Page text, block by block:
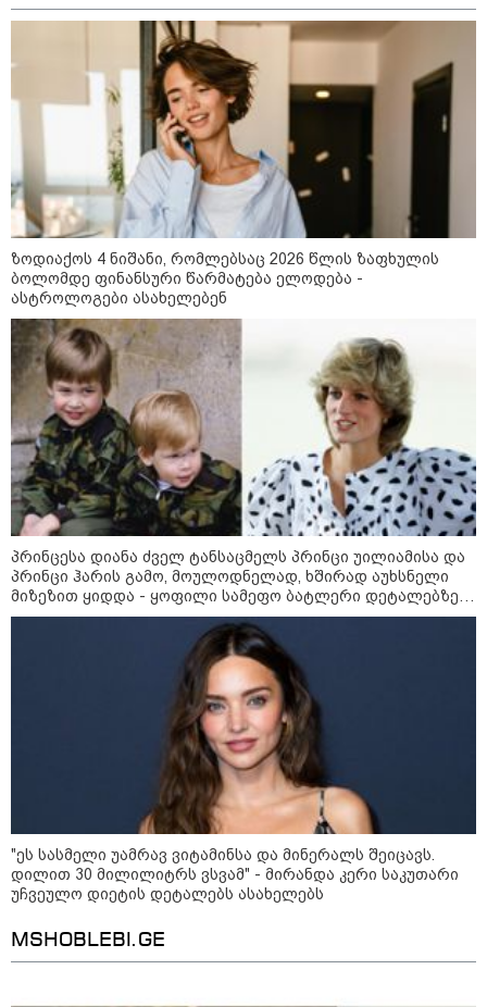
17:13 / 08-08-2026
"დასავლეთმა საქართველო
ჩვენ წინააღმდეგ
გეოპოლიტიკური ბრძოლის
უგუნურ იარაღად გამოიყენა" -
დიმიტრი მედვედევი
23:40 / 07-08-2026
იტალიამ ყველა ქალაქში
განგაშის წითელი დონე
გამოაცხადა
22:45 / 07-08-2026
14 წლის მოზარდმა საკუთარი
პაპა და ბებია მოკლა, შემდეგ კი
სკოლაში ცეცხლი გახსნა - რა
დეტალები ხდება ცნობილი
ბანგკოკში მომხდარი
ტრაგედიიდან
კატეგორიის ყველა სიახლე
აბას არაღჩი - ომანთან ჰორმუზის
სრუტის გავლით ახალი
მარშრუტის გახსნის შესახებ
შეთანხმებასთან ახლოს ვართ,
მაგრამ, ეს ნაბიჯი არ უნდა იქნას
გაგებული, როგორც ჰორმუზის
სრუტის ხელახლა გახსნა
ვოლოდიმირ ზელენსკი - უკრაინას
აშშ-სთან Patriot-ის რაკეტების
ყოველთვიურად მიწოდების
შესახებ შეთანხმება აქვს
დიმიტრი მედვედევი - ცნობილია,
ზოდიაქოს 4 ნიშანი, რომლებსაც 2026 წლის ზაფხულის
ბოლომდე ფინანსური წარმატება ელოდება -
ასტროლოგები ასახელებენ
პრინცესა დიანა ძველ ტანსაცმელს პრინცი უილიამისა და
პრინცი ჰარის გამო, მოულოდნელად, ხშირად აუხსნელი
მიზეზით ყიდდა - ყოფილი სამეფო ბატლერი დეტალებზე
საკუთარ წიგნში საუბრობს
"ეს სასმელი უამრავ ვიტამინსა და მინერალს შეიცავს.
დილით 30 მილილიტრს ვსვამ" - მირანდა კერი საკუთარი
უჩვეულო დიეტის დეტალებს ასახელებს
MSHOBLEBI.GE